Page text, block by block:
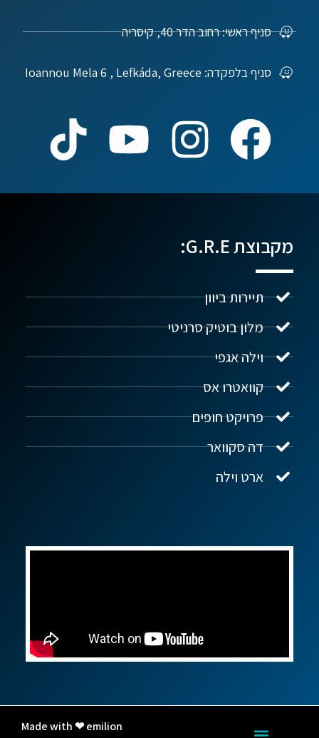
סניף ראשי: רחוב הדר 40, קיסריה
סניף בלפקדה: Ioannou Mela 6 , Lefkáda, Greece
מקבוצת G.R.E:
תיירות ביוון
מלון בוטיק סרניטי
וילה אגפי
קוואטרו אס
פרויקט חופים
דה סקוואר
ארט וילה
Made with ❤ emilion
נדל"ן ביוון G.R.E
שלום! איך אפשר לעזור?